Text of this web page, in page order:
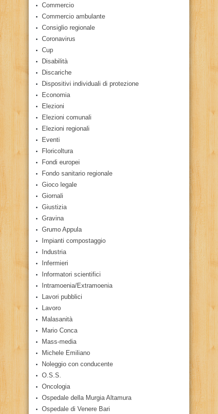
Commercio
Commercio ambulante
Consiglio regionale
Coronavirus
Cup
Disabilità
Discariche
Dispositivi individuali di protezione
Economia
Elezioni
Elezioni comunali
Elezioni regionali
Eventi
Floricoltura
Fondi europei
Fondo sanitario regionale
Gioco legale
Giornali
Giustizia
Gravina
Grumo Appula
Impianti compostaggio
Industria
Infermieri
Informatori scientifici
Intramoenia/Extramoenia
Lavori pubblici
Lavoro
Malasanità
Mario Conca
Mass-media
Michele Emiliano
Noleggio con conducente
O.S.S.
Oncologia
Ospedale della Murgia Altamura
Ospedale di Venere Bari